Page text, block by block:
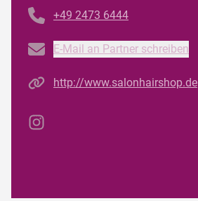
+49 2473 6444
EmailE-Mail an Partner schreiben
Homepagehttp://www.salonhairshop.de
Instagram